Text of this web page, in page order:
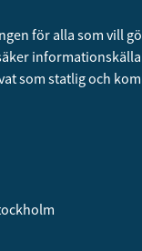
för alla som vill
som statlig och